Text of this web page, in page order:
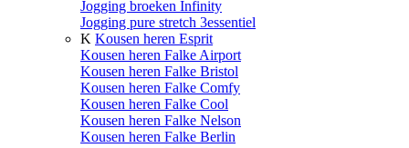
Jogging broeken Infinity
Jogging pure stretch 3essentiel
K Kousen heren Esprit
Kousen heren Falke Airport
Kousen heren Falke Bristol
Kousen heren Falke Comfy
Kousen heren Falke Cool
Kousen heren Falke Nelson
Kousen heren Falke Berlin